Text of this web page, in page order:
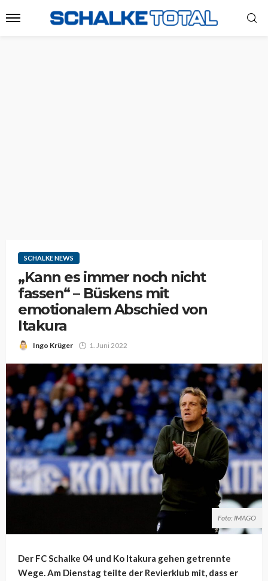
SCHALKE NEWS
„Kann es immer noch nicht
fassen“ – Büskens mit
emotionalem Abschied von
Itakura
Ingo Krüger 1. Juni 2022
Foto: IMAGO
Der FC Schalke 04 und Ko Itakura gehen getrennte
Wege. Am Dienstag teilte der Revierklub mit, dass er